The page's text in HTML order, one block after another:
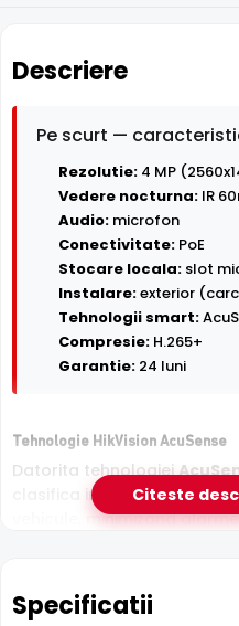
Descriere
Pe scurt —
Rezolutie: 4 MP
Vedere nocturna: IR
Audio: microfon
Conectivitate: PoE
Stocare locala: slot
Instalare:exterior
Tehnologii smart:
Compresie: H.265+
Garantie: 24 luni
Tehnologie HikVision AcuSense
Datorita tehnologiei
clasifica inteligent tintele
vehicule, minimizand
Citeste
Specificatii